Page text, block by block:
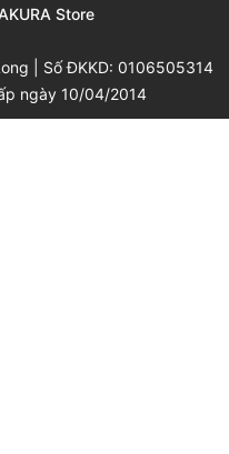
Store
| Số ĐKKD: 0106505314
ngày 10/04/2014